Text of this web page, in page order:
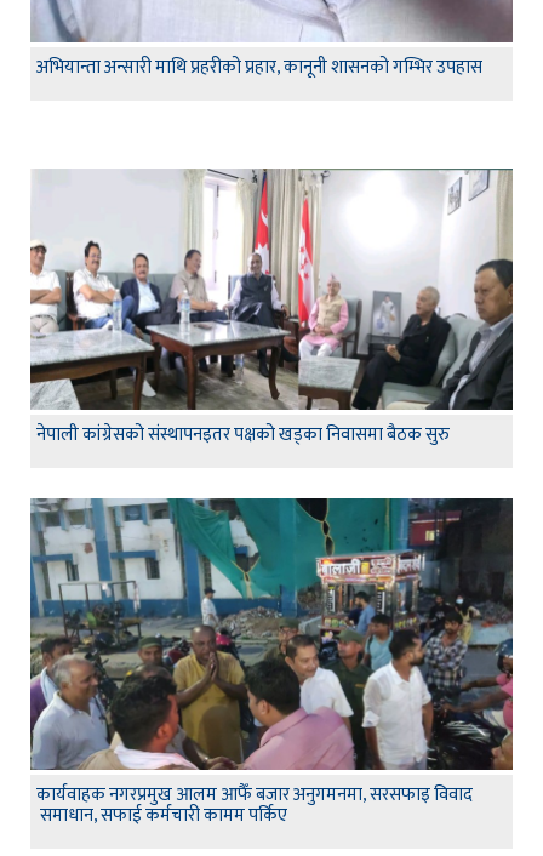
अभियान्ता अन्सारी माथि प्रहरीको प्रहार, कानूनी शासनको गम्भिर उपहास
नेपाली कांग्रेसको संस्थापनइतर पक्षको खड्का निवासमा बैठक सुरु
कार्यवाहक नगरप्रमुख आलम आफैँ बजार अनुगमनमा, सरसफाइ विवाद
समाधान, सफाई कर्मचारी कामम पर्किए